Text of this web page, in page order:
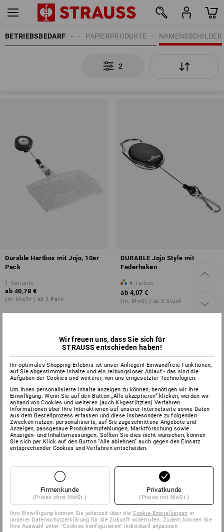
BETRIEBSBEDARF NAMENSSCHILDER
PAPIERPRODUKTE
BÜROBEDARF
2
Durable Hartbox mit Jojo, 10er
Pack
1 Variante
ab 40,78 €
(m. MwSt.) ab 3 Pack
DURABLE Jojo Style mit
Federhaken
4 Farben
ab 4,07 €
(m. MwSt.) ab 3 Stück
Sie haben sich bereits 2 von 2 Artikeln angesehen.
SERVICE 07 32 / 33 67 14
UNTERNEHMEN
INFORMATIONEN
Wir freuen uns, dass Sie sich für
STRAUSS entschieden haben!
Ihr optimales Shopping-Erlebnis ist unser Anliegen! Einwandfreie Funktionen,
auf Sie abgestimmte Inhalte und ein reibungsloser Ablauf - das sind die
Aufgaben der Cookies und weiterer, von uns eingesetzter Technologien.
Um Ihnen personalisierte Inhalte anzeigen zu können, benötigen wir Ihre
Einwilligung. Wenn Sie auf den Button „Alle akzeptieren“ klicken, werden wir
anhand von Cookies und weiteren (auch KI-gestützten) Verfahren
Informationen über Ihre Interaktionen auf unserer Internetseite sowie Daten
aus dem Bestellprozess erfassen und diese insbesondere zu folgenden
Zwecken nutzen: personalisierte, auf Sie zugeschnittene Angebote und
Anzeigen, passgenaue Produktempfehlungen, Marktforschung sowie
Anzeigen- und Inhaltsmessungen. Sollten Sie dies nicht wünschen, können
Sie sich per Klick auf den Button “Alle ablehnen” auch gegen den Einsatz
entsprechender Cookies und Verfahren entscheiden.
Firmenkunde
(Preise ohne MwSt.)
Privatkunde
(Preise mit MwSt.)
Ihre Einwilligung können Sie jederzeit über dieCookie-Einstellungen in
unserer Datenschutzerklärung für die Zukunft widerrufen. Zudem können Sie
Ihre Auswahl unter "Cookies konfigurieren" individuell anpassen